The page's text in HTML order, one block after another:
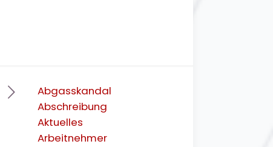
Abgasskandal
Abschreibung
Aktuelles
Arbeitnehmer